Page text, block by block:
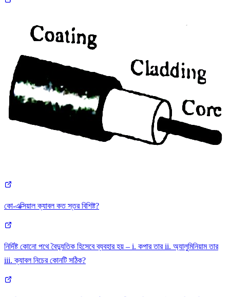
কো-এক্সিয়াল ক্যাবল কত স্তর বিশিষ্ট?
নির্দিষ্ট কোনো পথে বৈদ্যুতিক হিসেবে ব্যবহার হয় – i. কপার তার ii. অ্যালুমিনিয়াম তার
iii. ক্যাবল নিচের কোনটি সঠিক?